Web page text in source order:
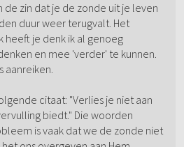
de zin dat je de zonde uit je leven
duur weer terugvalt. Het
heeft je denk ik al genoeg
en mee 'verder' te kunnen.
aanreiken.
citaat: "Verlies je niet aan
biedt." Die woorden
is vaak dat we de zonde niet